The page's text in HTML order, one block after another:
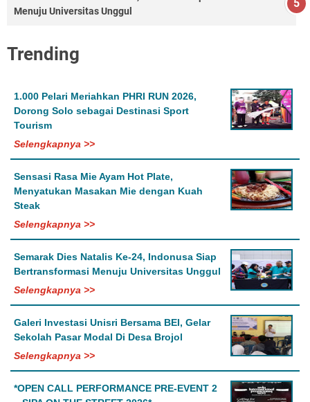
Menuju Universitas Unggul
Trending
1.000 Pelari Meriahkan PHRI RUN 2026,
Dorong Solo sebagai Destinasi Sport
Tourism
Selengkapnya >>
Sensasi Rasa Mie Ayam Hot Plate,
Menyatukan Masakan Mie dengan Kuah
Steak
Selengkapnya >>
Semarak Dies Natalis Ke-24, Indonusa Siap
Bertransformasi Menuju Universitas Unggul
Selengkapnya >>
Galeri Investasi Unisri Bersama BEI, Gelar
Sekolah Pasar Modal Di Desa Brojol
Selengkapnya >>
*OPEN CALL PERFORMANCE PRE-EVENT 2